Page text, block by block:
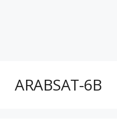
ARABSAT-6B